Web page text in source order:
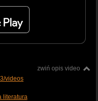
zwiń opis video
videos
literatura